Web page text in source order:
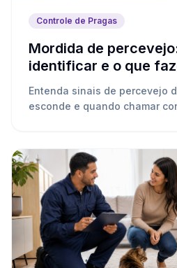
Controle de Pragas
Mordida de
identificar e o que
Entenda sinais de percevejo
esconde e quando chamar